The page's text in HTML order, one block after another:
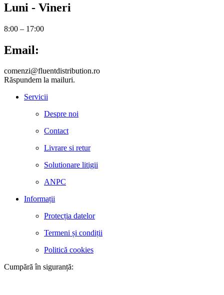
Luni - Vineri
8:00 – 17:00
Email:
comenzi@fluentdistribution.ro
Răspundem la mailuri.
Servicii
Despre noi
Contact
Livrare si retur
Solutionare litigii
ANPC
Informații
Protecția datelor
Termeni și condiții
Politică cookies
Cumpără în siguranță: